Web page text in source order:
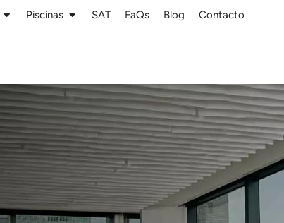
Piscinas SAT FaQs Blog Contacto